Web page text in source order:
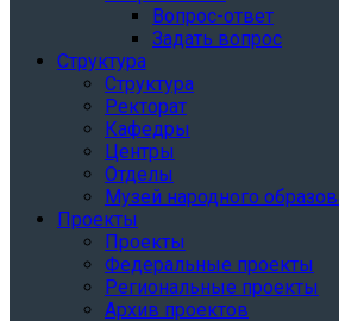
Вопрос-ответ
Задать вопрос
Структура
Структура
Ректорат
Кафедры
Центры
Отделы
Музей народного
Проекты
Проекты
Федеральные проекты
Региональные проекты
Архив проектов